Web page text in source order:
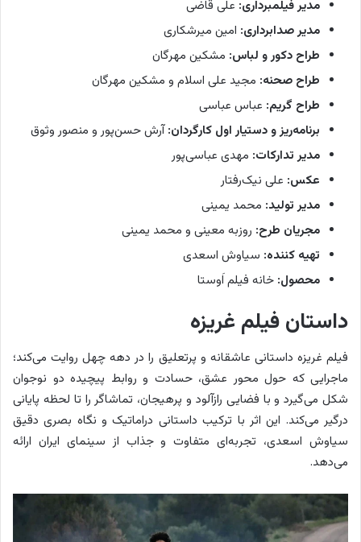
مدیر فیلمبرداری: علی قاضی
مدیر صدابرداری: امین میرشکاری
طراح دکور و لباس: مشکین مهرگان
طراح صحنه: مجید علی اسلام و مشکین مهرگان
طراح گریم: عباس عباسی
برنامه‌ریز و دستیار اول کارگردان:آرش حسن‌پور و منصور وثوق
مدیر تدارکات: مهدی عباسی‌پور
عکس: علی نیک‌رفتار
مدیر تولید: محمد یمینی
مجریان طرح: روزبه معینی و محمد یمینی
تهیه کننده: سیاوش اسعدی
محصول: خانه فیلم اَوستا
داستان فیلم غریزه
فیلم غریزه داستانی عاشقانه و پرتعلیق را در دهه چهل روایت می‌کند؛
ماجرایی که حول محور عشق، حسادت و روابط پیچیده دو نوجوان
شکل می‌گیرد و با فضایی رازآلود و پرهیجان، تماشاگر را تا لحظه پایانی
درگیر می‌کند. این اثر با ترکیب داستانی دراماتیک و نگاه بصری دقیق
سیاوش اسعدی، تجربه‌ای متفاوت و جذاب از سینمای ایران ارائه
می‌دهد.